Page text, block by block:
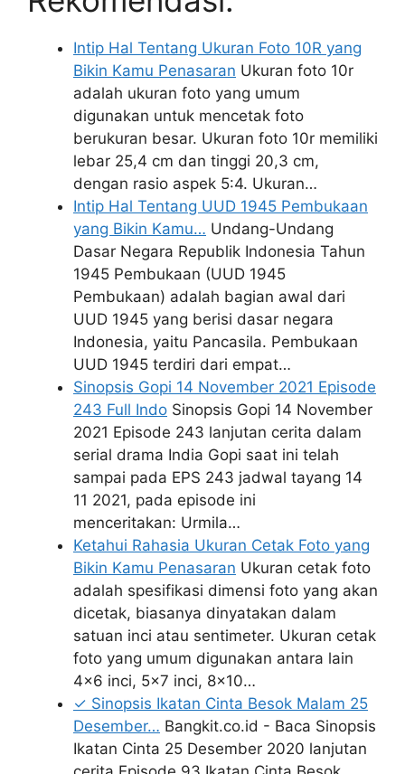
Intip Hal Tentang Ukuran Foto 10R yang
Bikin Kamu Penasaran Ukuran foto 10r
adalah ukuran foto yang umum
digunakan untuk mencetak foto
berukuran besar. Ukuran foto 10r memiliki
lebar 25,4 cm dan tinggi 20,3 cm,
dengan rasio aspek 5:4. Ukuran…
Intip Hal Tentang UUD 1945 Pembukaan
yang Bikin Kamu… Undang-Undang
Dasar Negara Republik Indonesia Tahun
1945 Pembukaan (UUD 1945
Pembukaan) adalah bagian awal dari
UUD 1945 yang berisi dasar negara
Indonesia, yaitu Pancasila. Pembukaan
UUD 1945 terdiri dari empat…
Sinopsis Gopi 14 November 2021 Episode
243 Full Indo Sinopsis Gopi 14 November
2021 Episode 243 lanjutan cerita dalam
serial drama India Gopi saat ini telah
sampai pada EPS 243 jadwal tayang 14
11 2021, pada episode ini
menceritakan: Urmila…
Ketahui Rahasia Ukuran Cetak Foto yang
Bikin Kamu Penasaran Ukuran cetak foto
adalah spesifikasi dimensi foto yang akan
dicetak, biasanya dinyatakan dalam
satuan inci atau sentimeter. Ukuran cetak
foto yang umum digunakan antara lain
4x6 inci, 5x7 inci, 8x10…
✓ Sinopsis Ikatan Cinta Besok Malam 25
Desember… Bangkit.co.id - Baca Sinopsis
Ikatan Cinta 25 Desember 2020 lanjutan